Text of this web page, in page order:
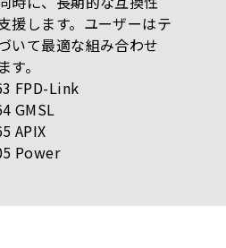
援します。ユーザーはテ
いて最適な組み合わせ
。